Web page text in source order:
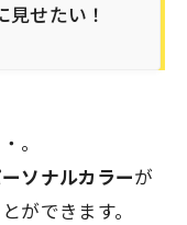
せたい！
。
ソナルカラーが
ができます。